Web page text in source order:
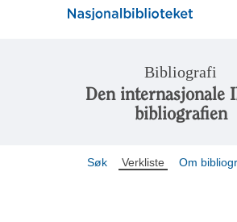
Bibliografi
Den internasjonale
bibliografien
Søk Verkliste Om